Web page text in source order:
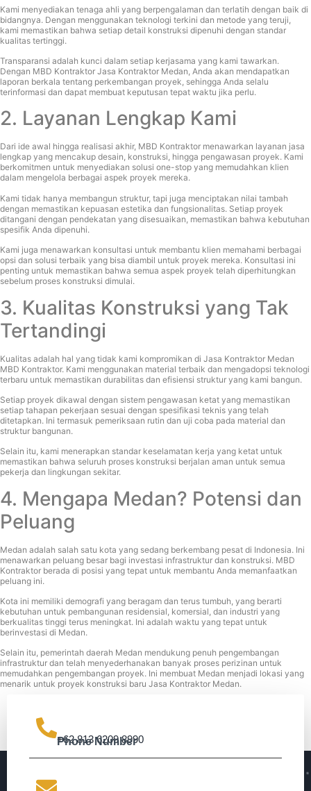
Kami menyediakan tenaga ahli yang berpengalaman dan terlatih dengan baik di
bidangnya. Dengan menggunakan teknologi terkini dan metode yang teruji,
kami memastikan bahwa setiap detail konstruksi dipenuhi dengan standar
kualitas tertinggi.
Transparansi adalah kunci dalam setiap kerjasama yang kami tawarkan.
Dengan MBD Kontraktor Jasa Kontraktor Medan, Anda akan mendapatkan
laporan berkala tentang perkembangan proyek, sehingga Anda selalu
terinformasi dan dapat membuat keputusan tepat waktu jika perlu.
2. Layanan Lengkap Kami
Dari ide awal hingga realisasi akhir, MBD Kontraktor menawarkan layanan jasa
lengkap yang mencakup desain, konstruksi, hingga pengawasan proyek. Kami
berkomitmen untuk menyediakan solusi one-stop yang memudahkan klien
dalam mengelola berbagai aspek proyek mereka.
Kami tidak hanya membangun struktur, tapi juga menciptakan nilai tambah
dengan memastikan kepuasan estetika dan fungsionalitas. Setiap proyek
ditangani dengan pendekatan yang disesuaikan, memastikan bahwa kebutuhan
spesifik Anda dipenuhi.
Kami juga menawarkan konsultasi untuk membantu klien memahami berbagai
opsi dan solusi terbaik yang bisa diambil untuk proyek mereka. Konsultasi ini
penting untuk memastikan bahwa semua aspek proyek telah diperhitungkan
sebelum proses konstruksi dimulai.
3. Kualitas Konstruksi yang Tak
Tertandingi
Kualitas adalah hal yang tidak kami kompromikan di Jasa Kontraktor Medan
MBD Kontraktor. Kami menggunakan material terbaik dan mengadopsi teknologi
terbaru untuk memastikan durabilitas dan efisiensi struktur yang kami bangun.
Setiap proyek dikawal dengan sistem pengawasan ketat yang memastikan
setiap tahapan pekerjaan sesuai dengan spesifikasi teknis yang telah
ditetapkan. Ini termasuk pemeriksaan rutin dan uji coba pada material dan
struktur bangunan.
Selain itu, kami menerapkan standar keselamatan kerja yang ketat untuk
memastikan bahwa seluruh proses konstruksi berjalan aman untuk semua
pekerja dan lingkungan sekitar.
4. Mengapa Medan? Potensi dan
Peluang
Medan adalah salah satu kota yang sedang berkembang pesat di Indonesia. Ini
menawarkan peluang besar bagi investasi infrastruktur dan konstruksi. MBD
Kontraktor berada di posisi yang tepat untuk membantu Anda memanfaatkan
peluang ini.
Kota ini memiliki demografi yang beragam dan terus tumbuh, yang berarti
kebutuhan untuk pembangunan residensial, komersial, dan industri yang
berkualitas tinggi terus meningkat. Ini adalah waktu yang tepat untuk
berinvestasi di Medan.
Selain itu, pemerintah daerah Medan mendukung penuh pengembangan
infrastruktur dan telah menyederhanakan banyak proses perizinan untuk
memudahkan pengembangan proyek. Ini membuat Medan menjadi lokasi yang
menarik untuk proyek konstruksi baru Jasa Kontraktor Medan.
Phone Number
+62 813 6209 8990